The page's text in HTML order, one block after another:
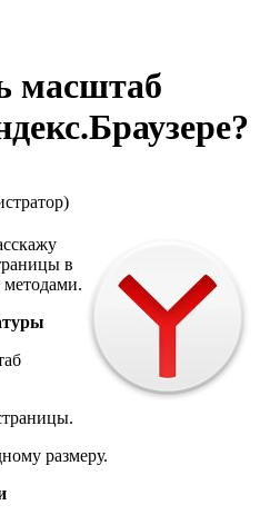
масштаб
в
методами.
размеру.